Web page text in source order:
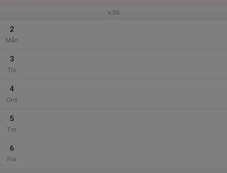
v.36
2
Mån
3
Tis
4
Ons
5
Tor
6
Fre